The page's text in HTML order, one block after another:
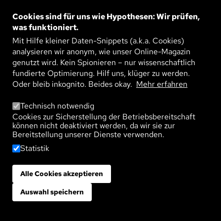
Bewerbungsverfahren diskriminiert – allein, weil es
Vorurteile ihnen gegenüber gibt? Genau das prüfen
Psychologinnen mithilfe verschiedener
Forschungsansätze.
Arbeit
WIE STEREOTYPE
BEWERBUNGSVERFAHREN
BEEINFLUSSEN
Menschen, die diskriminieren, greifen häufig auf
Stereotype zurück, um ihre Macht zu sichern.
Melanie Steffens und Claudia Niedlich erklären,
Cookies sind für uns wie Hypothesen: Wir prüfen,
was funktioniert.
Mit Hilfe kleiner Daten-Snippets (a.k.a. Cookies)
analysieren wir anonym, wie unser Online-Magazin
genutzt wird. Kein Spionieren – nur wissenschaftlich
fundierte Optimierung. Hilf uns, klüger zu werden.
Oder bleib inkognito. Beides okay. Mehr erfahren
Technisch notwendig
Cookies zur Sicherstellung der Betriebsbereitschaft
können nicht deaktiviert werden, da wir sie zur
Bereitstellung unserer Dienste verwenden.
Statistik
Alle Cookies akzeptieren
Auswahl speichern
Zustimmung zurückziehen